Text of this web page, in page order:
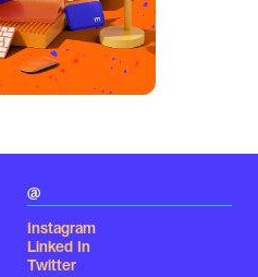
@
Instagram
Linked In
Twitter